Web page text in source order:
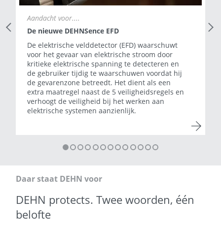
Previous Slide
Aandacht voor....
De nieuwe DEHNSence EFD
De elektrische velddetector (EFD) waarschuwt
voor het gevaar van elektrische stroom door
kritieke elektrische spanning te detecteren en
de gebruiker tijdig te waarschuwen voordat hij
de gevarenzone betreedt. Het dient als een
extra maatregel naast de 5 veiligheidsregels en
verhoogt de veiligheid bij het werken aan
elektrische systemen aanzienlijk.
Daar staat DEHN voor
DEHN protects. Twee woorden, één
belofte